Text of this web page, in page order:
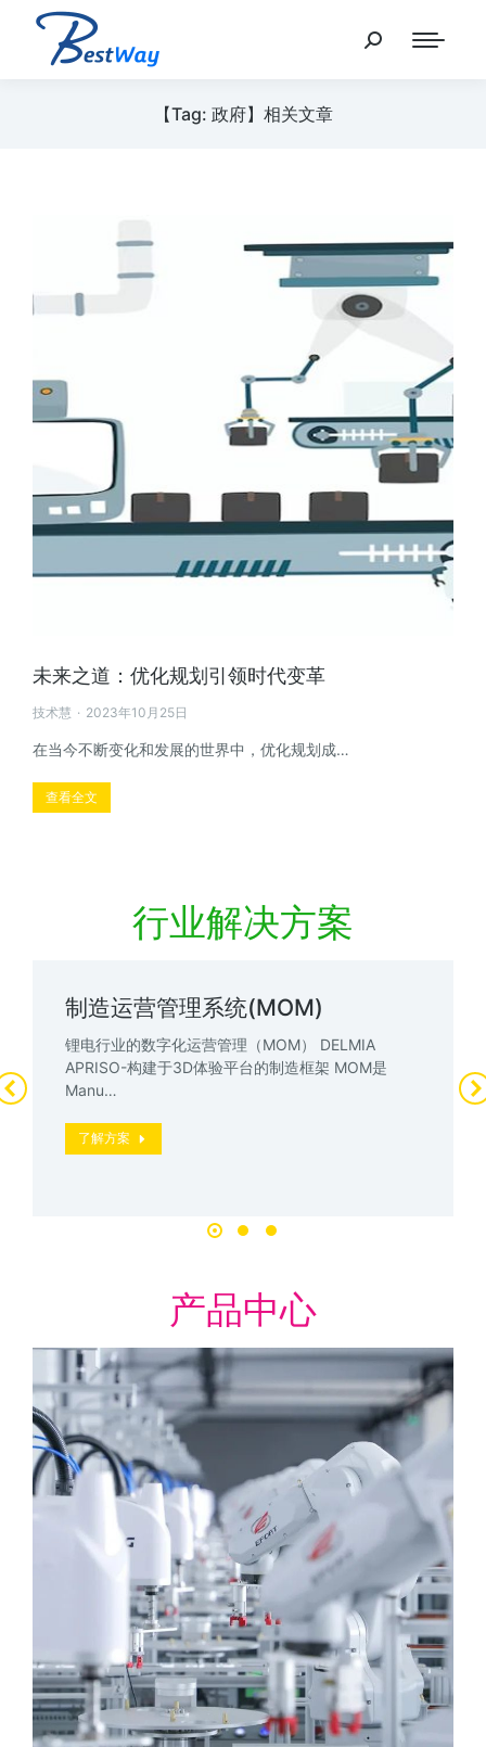
【Tag: 政府】相关文章
未来之道：优化规划引领时代变革
技术慧 2023年10月25日
在当今不断变化和发展的世界中，优化规划成…
查看全文
行业解决方案
制造运营管理系统(MOM)
锂电行业的数字化运营管理（MOM） DELMIA
APRISO-构建于3D体验平台的制造框架 MOM是
Manu…
了解方案
产品中心